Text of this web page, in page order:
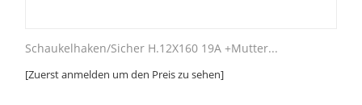
Schaukelhaken/Sicher H.12X160 19A +Mutter...
[Zuerst anmelden um den Preis zu sehen]